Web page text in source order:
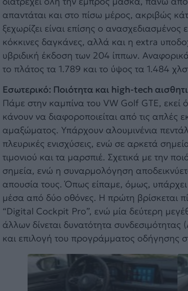
απαντάται και στο πίσω μέρος, ακριβώς
ξεχωρίζει είναι επίσης ο
κόκκινες δαγκάνες, αλλά και η extra
υβριδική έκδοση των 204 ίππων.
το πλάτος τα 1.789 και το ύψος τα 1.484
Εσωτερικό: Ποιότητα και high-tech
Πάμε στην καμπίνα του VW Golf GTΕ, εκεί
κάνουν να διαφοροποιείται από τις απλές
αμαξώματος. Υπάρχουν αλουμινένια
πλευρικές ενισχύσεις, ενώ σε αρκετά
τιμονιού και τα μαρσπιέ. Σχετικά με την
σημεία, ενώ η συναρμολόγηση
απουσία τους. Όπως είπαμε, όμως, υπάρχει
μέσα από δύο οθόνες. Η πρώτη βρίσκεται
“Digital Cockpit Pro”, ενώ μία δεύτερη
άλλων δίνεται δυνατότητα
και επιλογή του προγράμματος οδήγησης